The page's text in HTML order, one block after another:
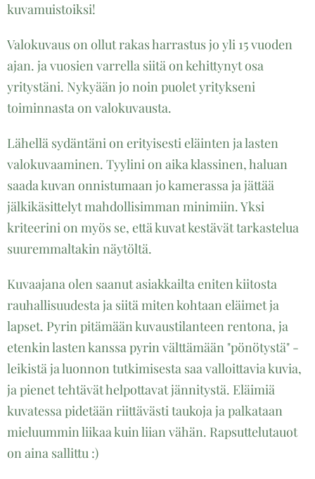
kuvamuistoiksi!
Valokuvaus on ollut rakas harrastus jo yli 15 vuoden
ajan. ja vuosien varrella siitä on kehittynyt osa
yritystäni. Nykyään jo noin puolet yritykseni
toiminnasta on valokuvausta.
Lähellä sydäntäni on erityisesti eläinten ja lasten
valokuvaaminen. Tyylini on aika klassinen, haluan
saada kuvan onnistumaan jo kamerassa ja jättää
jälkikäsittelyt mahdollisimman minimiin. Yksi
kriteerini on myös se, että kuvat kestävät tarkastelua
suuremmaltakin näytöltä.
Kuvaajana olen saanut asiakkailta eniten kiitosta
rauhallisuudesta ja siitä miten kohtaan eläimet ja
lapset. Pyrin pitämään kuvaustilanteen rentona, ja
etenkin lasten kanssa pyrin välttämään "pönötystä" -
leikistä ja luonnon tutkimisesta saa valloittavia kuvia,
ja pienet tehtävät helpottavat jännitystä. Eläimiä
kuvatessa pidetään riittävästi taukoja ja palkataan
mieluummin liikaa kuin liian vähän. Rapsuttelutauot
on aina sallittu :)